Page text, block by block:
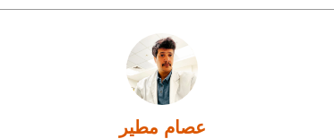
عصام مطير